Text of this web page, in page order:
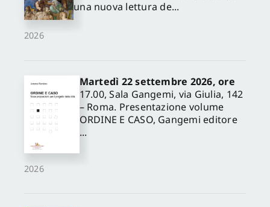
2026
una nuova lettura de...
2026
Martedì 22 settembre 2026, ore
17.00, Sala Gangemi, via Giulia, 142
– Roma. Presentazione volume
ORDINE E CASO, Gangemi editore
...